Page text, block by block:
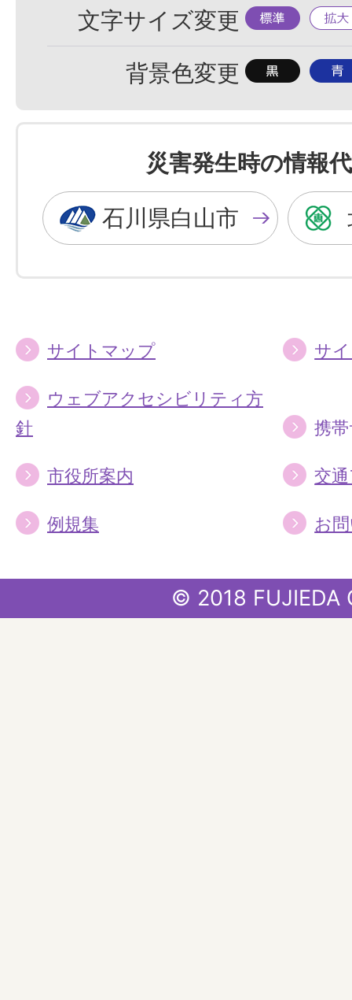
文字サイズ変更 標
準
拡
大
背景色変更 背
色
を
黒
色
に
背
色
を
青
色
に
災害発生時の情報
石川県白山市
サイトマップ サ
ウェブアクセシビリティ方
針
携
市役所案内 交
例規集 お
© 2018 FUJIEDA